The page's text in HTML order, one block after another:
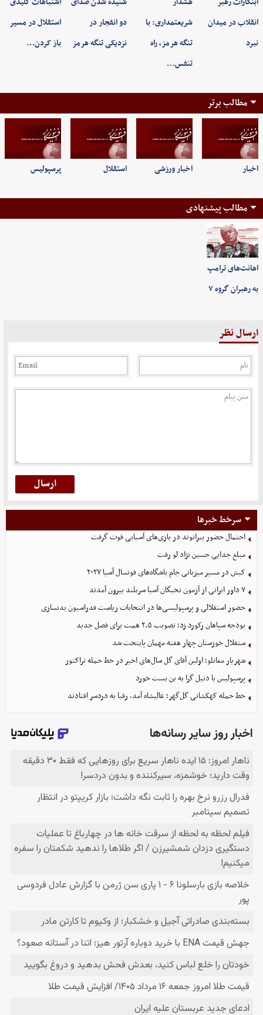
انقلاب در میدان
نبرد
شریعتمداری: با
تنگه هرمز، راه
تنفس…
دو انفجار در
نزدیکی تنگه هرمز
استقلال در مسیر
باز کردن…
مطالب برتر
اخبار اخبار ورزشی استقلال پرسپولیس
مطالب پیشنهادی
اهانت‌های ترامپ
به رهبران گروه ۷
ارسال نظر
سرخط خبرها
احتمال حضور بیرانوند در بازی‌های آسیایی قوت گرفت
مبلغ جدایی حسین نژاد لو رفت
کیش در مسیر میزبانی جام باشگاه‌های فوتسال آسیا ۲۰۲۷
۷ داور ایرانی از آزمون نخبگان آسیا سربلند بیرون آمدند
حضور استقلالی و پرسپولیسی‌ها در انتخابات ریاست فدراسیون بدنسازی
بودجه سپاهان رکورد زد؛ تصویب ۲.۵ همت برای فصل جدید
ستقلال خوزستان چهار هفته مهمان پایتخت شد
شهریار مغانلو؛ اولین آقای گل سال‌های اخیر در خط حمله تراکتور
پرسپولیس با دنیل گرا به بن بست خورد
خط حمله کهکشانی گل‌گهر؛ عالیشاه آمد، رقبا به دردسر افتادند